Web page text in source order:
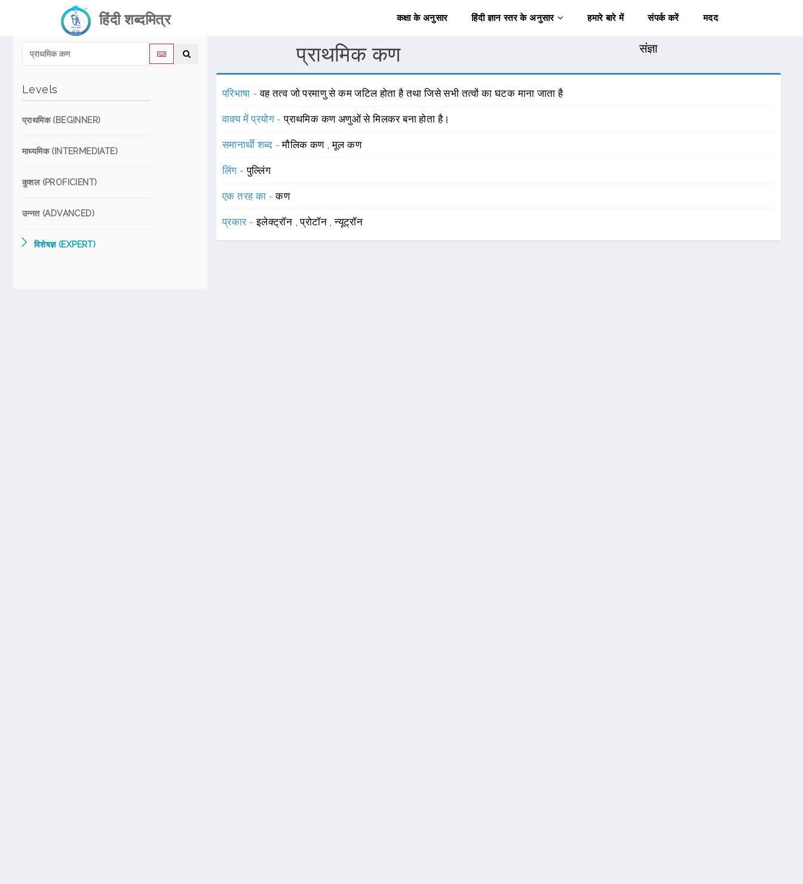
हिंदी शब्दमित्र कक्षा के अनुसार हिंदी ज्ञान स्तर के अनुसार हमारे बारे में संपर्क करें मदद
Levels
प्राथमिक (BEGINNER)
माध्यमिक (INTERMEDIATE)
कुशल (PROFICIENT)
उन्नत (ADVANCED)
विशेषज्ञ (EXPERT)
प्राथमिक कण संज्ञा
परिभाषा -वह तत्व जो परमाणु से कम जटिल होता है तथा जिसे सभी तत्वों का घटक माना जाता है
वाक्य में प्रयोग -प्राथमिक कण अणुओं से मिलकर बना होता है।
समानार्थी शब्द -मौलिक कण ,मूल कण
लिंग -पुल्लिंग
एक तरह का -कण
प्रकार -इलेक्ट्रॉन ,प्रोटॉन ,न्यूट्रॉन